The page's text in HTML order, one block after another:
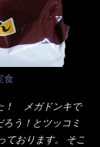
素、リン酸塩
ミンE)、クチナシ
ミンB1、香辛料
大豆・豚肉・やま
ぬきの方が蒲鉾が
チン色素・・・
？？ ■カロリー
の後の獄激辛カ
ップに敢えて辛
日清としては最上
はいるけど、1年
が、どうのこう
けている商品と
りゃしない！ カ
出来る！それが
スープの具も全
食
！ メガドンキで
う！とツッコミ
ております。 そこ